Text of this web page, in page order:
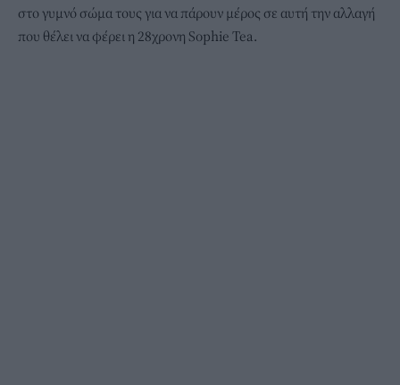
στο γυμνό σώμα τους για να πάρουν μέρος σε αυτή την αλλαγή
που θέλει να φέρει η 28χρονη Sophie Tea.